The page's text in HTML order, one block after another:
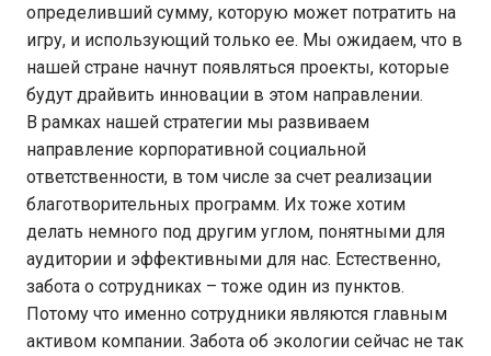
определивший сумму, которую может потратить на
игру, и использующий только ее. Мы ожидаем, что в
нашей стране начнут появляться проекты, которые
будут драйвить инновации в этом направлении.
В рамках нашей стратегии мы развиваем
направление корпоративной социальной
ответственности, в том числе за счет реализации
благотворительных программ. Их тоже хотим
делать немного под другим углом, понятными для
аудитории и эффективными для нас. Естественно,
забота о сотрудниках – тоже один из пунктов.
Потому что именно сотрудники являются главным
активом компании. Забота об экологии сейчас не так